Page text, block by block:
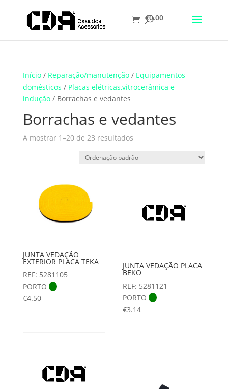
Translate
€0.00
Início/ Reparação/manutenção/ Equipamentos
domésticos / Placas elétricas,vitrocerâmica e
indução/ Borrachas e vedantes
Borrachas e vedantes
A mostrar 1–20 de 23 resultados
JUNTA VEDAÇÃO
EXTERIOR PLACA TEKA
REF: 5281105
PORTO
€4.50
JUNTA VEDAÇÃO PLACA
BEKO
REF: 5281121
PORTO
€3.14